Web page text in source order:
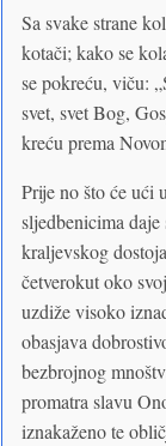
Sa svake strane
kotači; kako se
se pokreću, viču:
svet, svet Bog,
kreću prema
Prije no što će ući
sljedbenicima
kraljevskog
četverokut oko
uzdiže visoko
obasjava
bezbrojnog
promatra slavu
iznakaženo te